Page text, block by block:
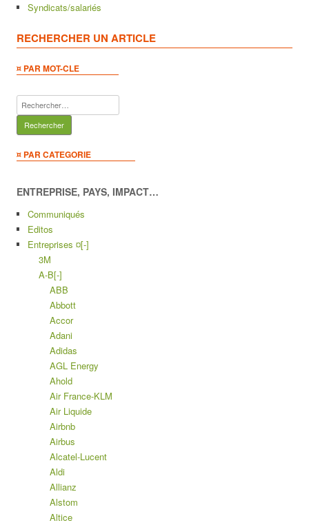
Syndicats/salariés
RECHERCHER UN ARTICLE
¤ PAR MOT-CLE
Rechercher :
¤ PAR CATEGORIE
ENTREPRISE, PAYS, IMPACT…
Communiqués
Editos
Entreprises ¤[-]
3M
A-B[-]
ABB
Abbott
Accor
Adani
Adidas
AGL Energy
Ahold
Air France-KLM
Air Liquide
Airbnb
Airbus
Alcatel-Lucent
Aldi
Allianz
Alstom
Altice